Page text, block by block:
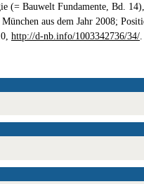
Bauwelt Fundamente, Bd.
aus dem Jahr 2008;
http://d-nb.info/1003342736/34/